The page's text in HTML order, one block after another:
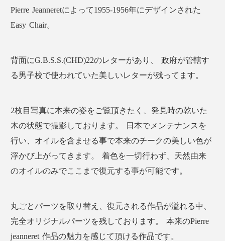
Pierre Jeanneretによって1955-1956年にデザインされた
Easy Chair。
背面にG.B.S.S.(CHD)22のレターがあり、 政府が管轄す
る男子校で使われていた美しいレターが残ってます。
2枚目写真に本来の姿をご覧頂きたく、発見時の乾いた
木の状態で撮影しております。 日本でメンテナンスを
行い、オイルを含ませる事で本来のチークの美しい色が
浮かび上がってきます。 着色を一切行わず、天然由来
のオイルのみでここまで復元する事が可能です。
丸ごとパーツを取り替え、復元される作品が溢れる中、
完全オリジナルパーツを残しております。 本来のPierre
jeanneret 作品の魅力を感じて頂ける作品です。